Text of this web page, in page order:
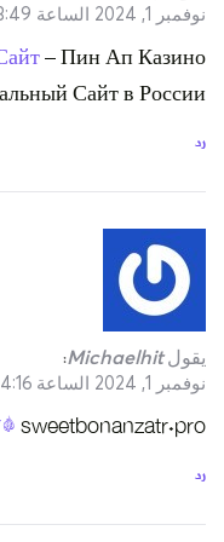
пин ап
https://